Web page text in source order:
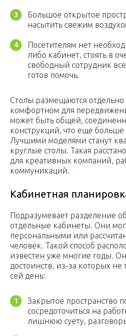
Большое открытое
насытить свежим
Посетителям нет
либо кабинет, стоять в
свободный сотрудник
готов помочь.
Столы размещаются
комфортном для
может быть общей,
конструкций, что еще больше
Лучшими моделями станут
круглые столы. Такая
для креативных компаний,
коммуникаций.
Кабинетная
Подразумевает разделение
отдельные кабинеты. Они
персональными или
человек. Такой способ
известен уже многие годы.
достоинств, из-за которых не
сей день:
Закрытое пространство
сосредоточиться на
лишнюю суету,